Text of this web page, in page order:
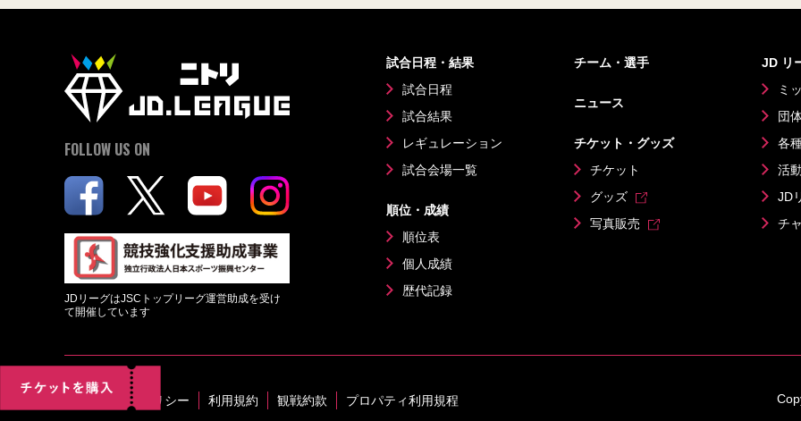
試合日程・結果
試合日程
試合結果
レギュレーション
試合会場一覧
順位・成績
順位表
個人成績
歴代記録
チーム・選手
ニュース
チケット・グッズ
チケット
グッズ
写真販売
JD リ
ミ
団
各
活
JD
チ
FOLLOW US ON
JDリーグはJSCトップリーグ運営助成を受け
て開催しています
プライバシーポリシー 利用規約 観戦約款 プロパティ利用規程